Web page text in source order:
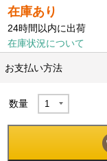
在庫あり
24時間以内に出荷
在庫状況について
お支払い方法
数量